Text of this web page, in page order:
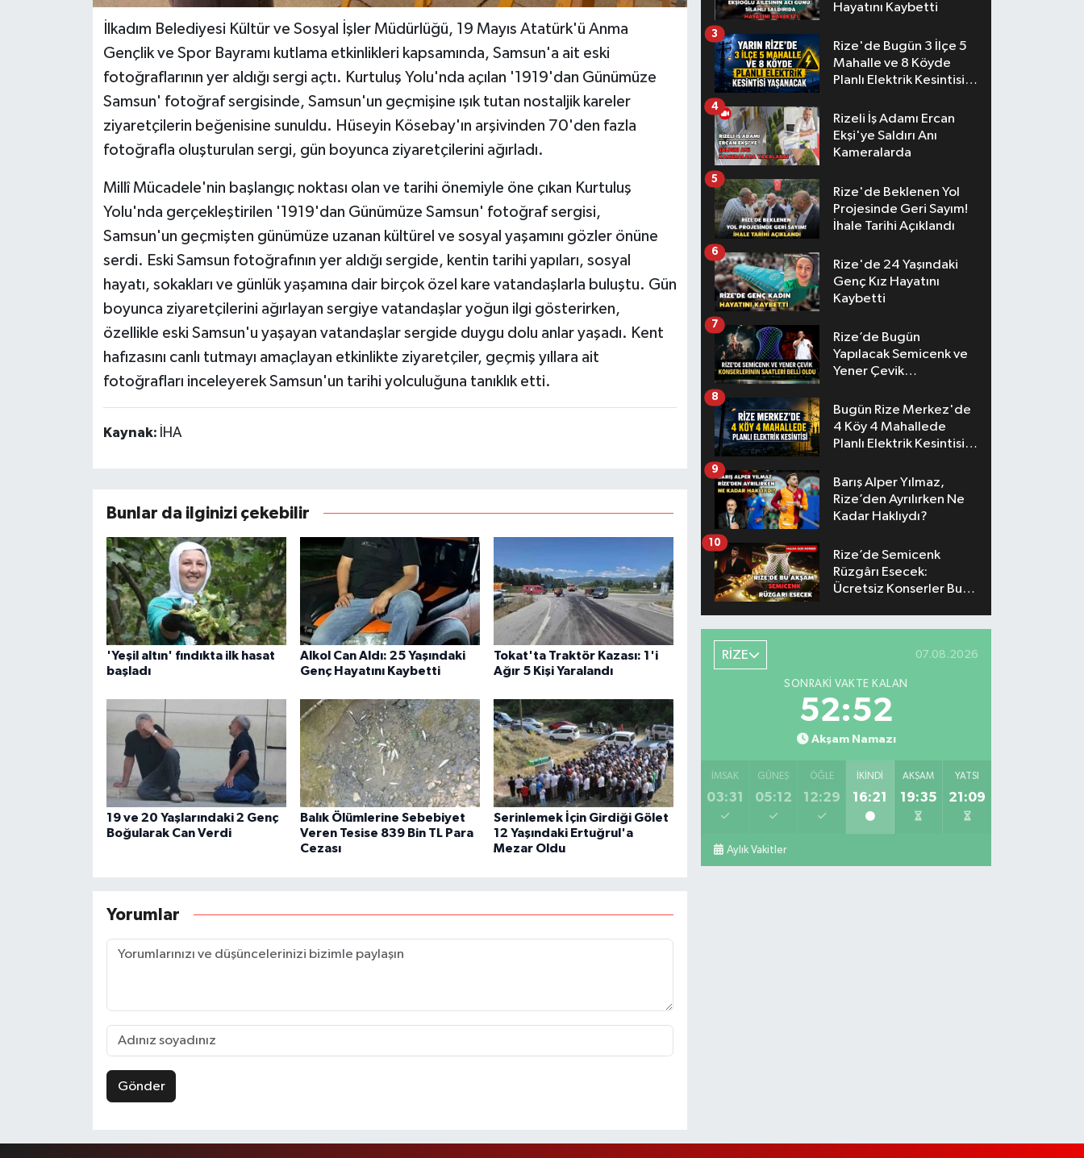
İlkadım Belediyesi Kültür ve Sosyal İşler Müdürlüğü, 19 Mayıs Atatürk'ü Anma
Gençlik ve Spor Bayramı kutlama etkinlikleri kapsamında, Samsun'a ait eski
fotoğraflarının yer aldığı sergi açtı. Kurtuluş Yolu'nda açılan '1919'dan Günümüze
Samsun' fotoğraf sergisinde, Samsun'un geçmişine ışık tutan nostaljik kareler
ziyaretçilerin beğenisine sunuldu. Hüseyin Kösebay'ın arşivinden 70'den fazla
fotoğrafla oluşturulan sergi, gün boyunca ziyaretçilerini ağırladı.
Millî Mücadele'nin başlangıç noktası olan ve tarihi önemiyle öne çıkan Kurtuluş
Yolu'nda gerçekleştirilen '1919'dan Günümüze Samsun' fotoğraf sergisi,
Samsun'un geçmişten günümüze uzanan kültürel ve sosyal yaşamını gözler önüne
serdi. Eski Samsun fotoğrafının yer aldığı sergide, kentin tarihi yapıları, sosyal
hayatı, sokakları ve günlük yaşamına dair birçok özel kare vatandaşlarla buluştu. Gün
boyunca ziyaretçilerini ağırlayan sergiye vatandaşlar yoğun ilgi gösterirken,
özellikle eski Samsun'u yaşayan vatandaşlar sergide duygu dolu anlar yaşadı. Kent
hafızasını canlı tutmayı amaçlayan etkinlikte ziyaretçiler, geçmiş yıllara ait
fotoğrafları inceleyerek Samsun'un tarihi yolculuğuna tanıklık etti.
Kaynak: İHA
Bunlar da ilginizi çekebilir
'Yeşil altın' fındıkta ilk hasat
başladı
Alkol Can Aldı: 25 Yaşındaki
Genç Hayatını Kaybetti
Tokat'ta Traktör Kazası: 1'i
Ağır 5 Kişi Yaralandı
19 ve 20 Yaşlarındaki 2 Genç
Boğularak Can Verdi
Balık Ölümlerine Sebebiyet
Veren Tesise 839 Bin TL Para
Cezası
Serinlemek İçin Girdiği Gölet
12 Yaşındaki Ertuğrul'a
Mezar Oldu
Yorumlar
Gönder
Hayatını Kaybetti
Rize'de Bugün 3 İlçe 5
Mahalle ve 8 Köyde
Planlı Elektrik Kesintisi
3
Rizeli İş Adamı Ercan
Ekşi'ye Saldırı Anı
Kameralarda
4
Rize'de Beklenen Yol
Projesinde Geri Sayım!
İhale Tarihi Açıklandı
5
Rize'de 24 Yaşındaki
Genç Kız Hayatını
Kaybetti
6
Rize’de Bugün
Yapılacak Semicenk ve
Yener Çevik
Belli Oldu
7
Bugün Rize Merkez'de
4 Köy 4 Mahallede
Planlı Elektrik Kesintisi
8
Barış Alper Yılmaz,
Rize’den Ayrılırken Ne
Kadar Haklıydı?
9
Rize’de Semicenk
Rüzgârı Esecek:
Ücretsiz Konserler Bu
10
RİZE 07.08.2026
SONRAKI VAKTE KALAN
52:52
Akşam Namazı
İMSAK
03:31
GÜNEŞ
05:12
ÖĞLE
12:29
İKINDI
16:21
AKŞAM
19:35
YATSI
21:09
Aylık Vakitler